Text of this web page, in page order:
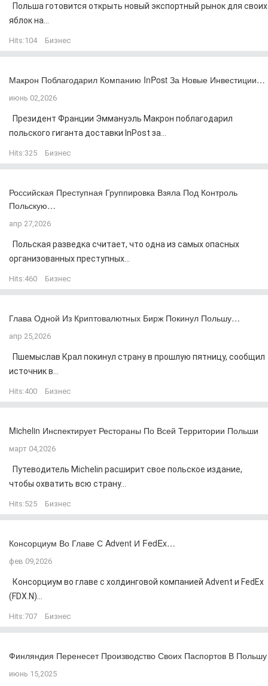
Польша готовится открыть новый экспортный рынок для своих
яблок на...
Hits:104 Бизнес
Макрон Поблагодарил Компанию InPost За Новые Инвестиции…
июнь 02,2026
Президент Франции Эммануэль Макрон поблагодарил
польского гиганта доставки InPost за...
Hits:325 Бизнес
Российская Преступная Группировка Взяла Под Контроль
Польскую…
апр 27,2026
Польская разведка считает, что одна из самых опасных
организованных преступных...
Hits:460 Бизнес
Глава Одной Из Криптовалютных Бирж Покинул Польшу…
апр 25,2026
Пшемыслав Крал покинул страну в прошлую пятницу, сообщил
источник в...
Hits:400 Бизнес
Michelin Инспектирует Рестораны По Всей Территории Польши
март 04,2026
Путеводитель Michelin расширит свое польское издание,
чтобы охватить всю страну...
Hits:525 Бизнес
Консорциум Во Главе С Advent И FedEx…
фев 09,2026
Консорциум во главе с холдинговой компанией Advent и FedEx
(FDX.N)...
Hits:707 Бизнес
Финляндия Перенесет Производство Своих Паспортов В Польшу
июнь 15,2025